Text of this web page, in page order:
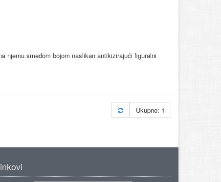
njemu smeđom bojom naslikan antikizirajući figuralni
Ukupno: 1